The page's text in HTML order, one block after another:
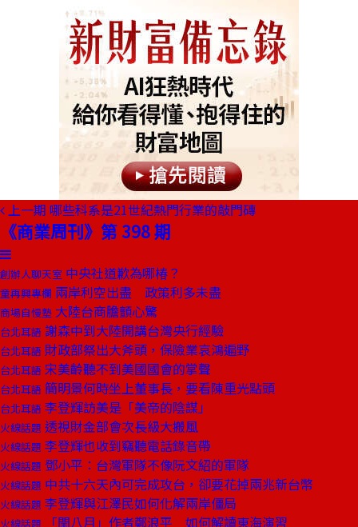
上一期 哪些科系是21世紀熱門行業的敲門磚
《商業周刊》第 398 期
創辦人聊天室 中央社道歉為哪椿？
童再興專欄 兩岸利空出盡 政策利多未盡
商場自慢塾 大陸台商膽顫心驚
台北耳語 謝森中到大陸開講台灣央行經驗
台北耳語 財政部祭出大斧頭，保險業哀鴻遍野
台北耳語 宋美齡聽不到美國國會的掌聲
台北耳語 簡明景何時坐上董事長，要看陳重光點頭
台北耳語 李登輝訪美是「美帝的陰謀」
火線話題 透視財金部會次長級大搬風
火線話題 李登輝也收到竊聽電話錄音帶
火線話題 鄧小平：台灣軍隊不像阮文紹的軍隊
火線話題 中共十六天內可完成攻台，卻要花掉兩兆新台幣
火線話題 李登輝與江澤民如何化解兩岸僵局
火線話題 「閏八月」作者鄭浪平 如何解讀東海演習